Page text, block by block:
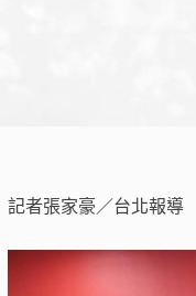
記者張家豪／台北報導